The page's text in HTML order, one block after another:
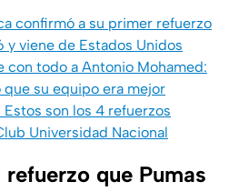
confirmó a su primer refuerzo
y viene de Estados Unidos
con todo a Antonio Mohamed:
su equipo era mejor
Estos son los 4 refuerzos
Universidad Nacional
que Pumas